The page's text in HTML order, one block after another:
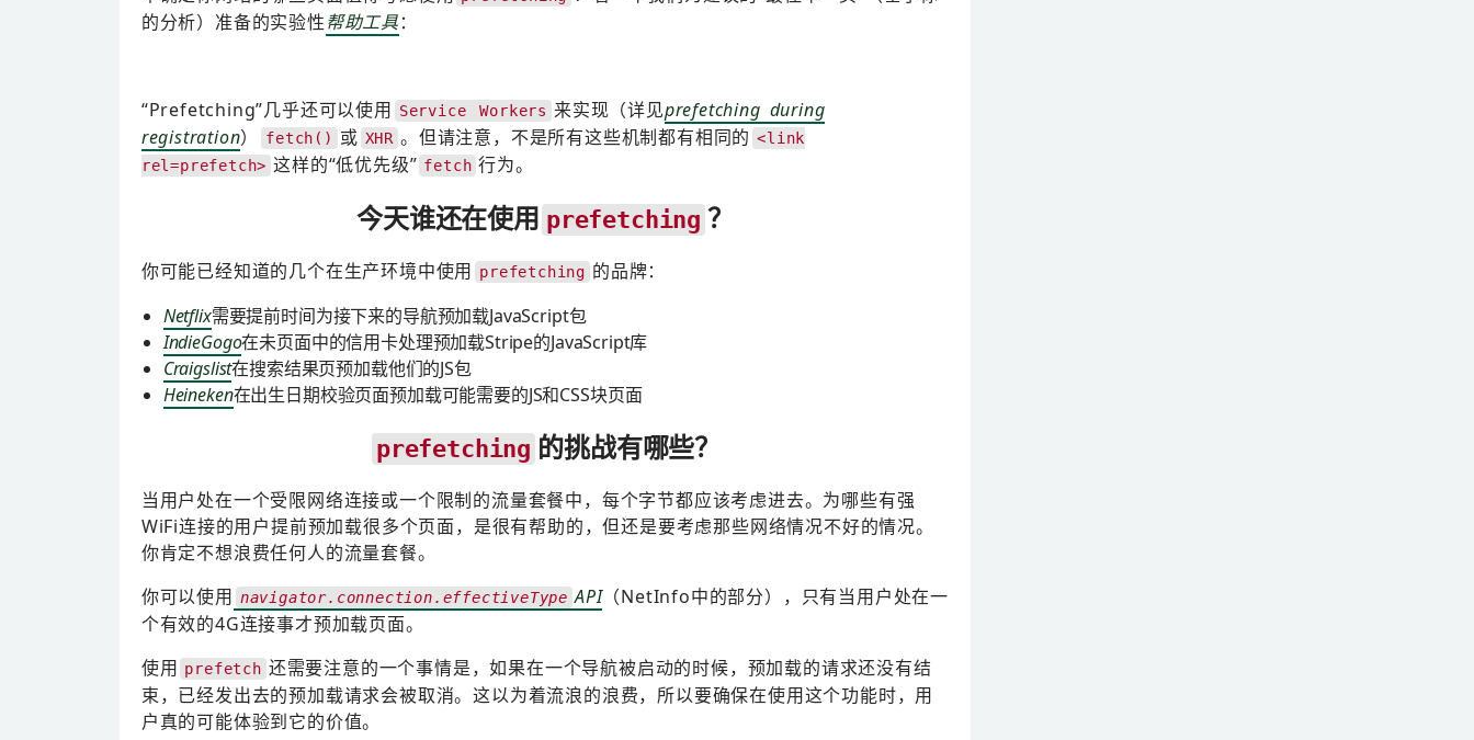
的分析）准备的实验性帮助工具：
“Prefetching”几乎还可以使用 Service Workers 来实现（详见prefetching during
registration） fetch() 或 XHR 。但请注意，不是所有这些机制都有相同的 <link
rel=prefetch> 这样的“低优先级” fetch 行为。
今天谁还在使用 prefetching ？
你可能已经知道的几个在生产环境中使用 prefetching 的品牌：
Netflix需要提前时间为接下来的导航预加载JavaScript包
IndieGogo在未页面中的信用卡处理预加载Stripe的JavaScript库
Craigslist在搜索结果页预加载他们的JS包
Heineken在出生日期校验页面预加载可能需要的JS和CSS块页面
prefetching 的挑战有哪些？
当用户处在一个受限网络连接或一个限制的流量套餐中，每个字节都应该考虑进去。为哪些有强
WiFi连接的用户提前预加载很多个页面，是很有帮助的，但还是要考虑那些网络情况不好的情况。
你肯定不想浪费任何人的流量套餐。
你可以使用 navigator.connection.effectiveType API（NetInfo中的部分），只有当用户处在一
个有效的4G连接事才预加载页面。
使用 prefetch 还需要注意的一个事情是，如果在一个导航被启动的时候，预加载的请求还没有结
束，已经发出去的预加载请求会被取消。这以为着流浪的浪费，所以要确保在使用这个功能时，用
户真的可能体验到它的价值。